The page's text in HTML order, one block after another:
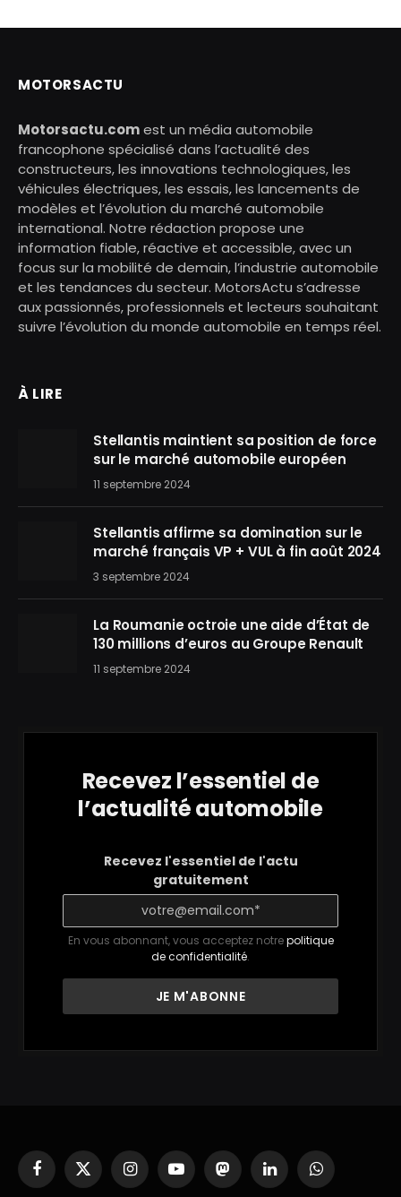
MOTORSACTU
Motorsactu.comest un média automobile
francophone spécialisé dans l’actualité des
constructeurs, les innovations technologiques, les
véhicules électriques, les essais, les lancements de
modèles et l’évolution du marché automobile
international. Notre rédaction propose une
information fiable, réactive et accessible, avec un
focus sur la mobilité de demain, l’industrie automobile
et les tendances du secteur. MotorsActu s’adresse
aux passionnés, professionnels et lecteurs souhaitant
suivre l’évolution du monde automobile en temps réel.
À LIRE
Stellantis maintient sa position de force
sur le marché automobile européen
11 septembre 2024
Stellantis affirme sa domination sur le
marché français VP + VUL à fin août 2024
3 septembre 2024
La Roumanie octroie une aide d’État de
130 millions d’euros au Groupe Renault
11 septembre 2024
Recevez l’essentiel de
l’actualité automobile
Recevez l'essentiel de l'actu
gratuitement
En vous abonnant, vous acceptez notrepolitique
de confidentialité.
Facebook
X
InstagramYouTubeMastodonLinkedInWhatsApp